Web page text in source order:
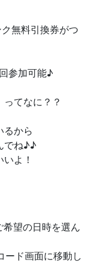
無料引換券がつ
参加可能♪
てなに？？
るから
でね♪♪
よ！
望の日時を選ん
ード画面に移動し